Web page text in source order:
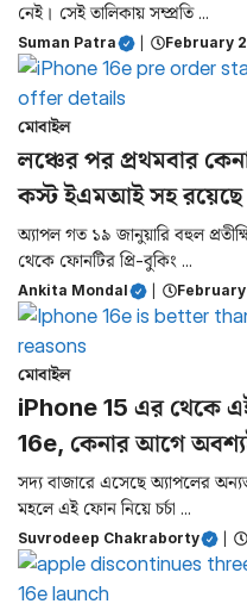
নেই। সেই তালিকায় সম্প্রতি ...
Suman Patra February
মোবাইল
লঞ্চের পর প্রথমবার
কস্ট ইএমআই সহ
অ্যাপল গত ১৯ জানুয়ারি বহুল
থেকে ফোনটির প্রি-বুকিং ...
Ankita Mondal February
মোবাইল
iPhone 15 এর থেকে
16e, কেনার আগে
সদ্য বাজারে এসেছে অ্যাপলের
মহলে এই ফোন নিয়ে চর্চা ...
Suvrodeep Chakraborty